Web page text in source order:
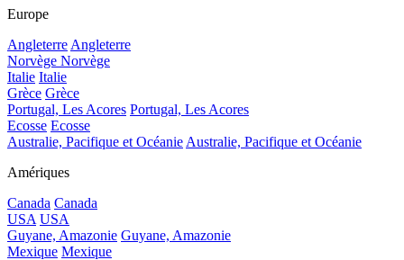
Europe
Angleterre Angleterre
Norvège Norvège
Italie Italie
Grèce Grèce
Portugal, Les Acores Portugal, Les Acores
Ecosse Ecosse
Australie, Pacifique et Océanie Australie, Pacifique et Océanie
Amériques
Canada Canada
USA USA
Guyane, Amazonie Guyane, Amazonie
Mexique Mexique